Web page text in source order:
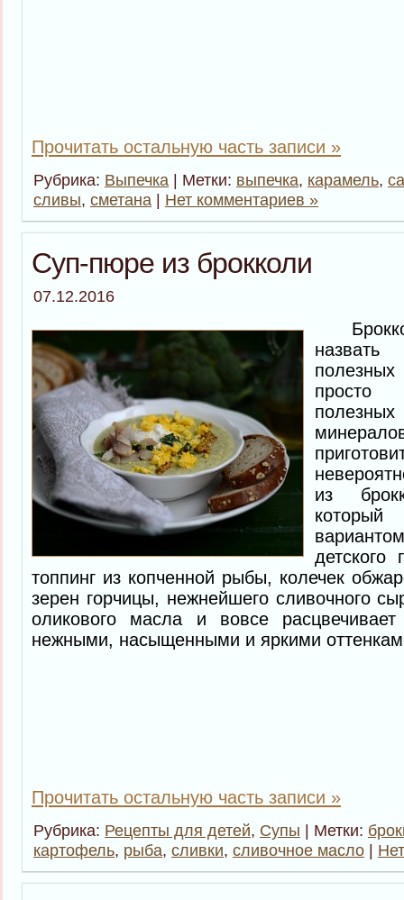
Прочитать остальную часть записи »
Рубрика: Выпечка | Метки: выпечка, карамель,
сливы, сметана | Нет комментариев »
Суп-пюре из брокколи
07.12.2016
просто
из
детского
топпинг из копченной рыбы, колечек
зерен горчицы, нежнейшего сливочного
оликового масла и вовсе
нежными, насыщенными и яркими
Прочитать остальную часть записи »
Рубрика: Рецепты для детей, Супы | Метки:
картофель, рыба, сливки, сливочное масло |